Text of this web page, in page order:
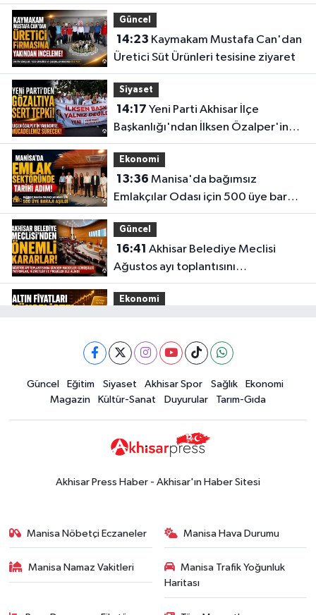
Güncel
14:23
Üretici Süt Ürünleri tesisine ziyaret
Siyaset
14:17
Başkanlığı'ndan İlksen Özalper'in
gözaltına alınmasına tepki
Ekonomi
13:36
Emlakçılar Odası için 500 üye barajı
aşıldı
Güncel
16:41
Ağustos ayı toplantısını
gerçekleştirdi
Ekonomi
15:02Akhisar'da sıcak hava etkisini
sürdürüyor! İşte 5 günlük hava
durumu
Güncel
14:53 Altın fiyatları haftaya
yükselişle başladı! İşte 3 Ağustos
Güncel Eğitim Siyaset Akhisar Spor Sağlık
Ekonomi
Magazin
Kültür-Sanat Duyurular Tarım-Gıda
Akhisar Press Haber - Akhisar'ın Haber Sitesi
Manisa Nöbetçi Eczaneler Manisa Hava Durumu
Manisa Namaz Vakitleri
Manisa Trafik Yoğunluk
Haritası